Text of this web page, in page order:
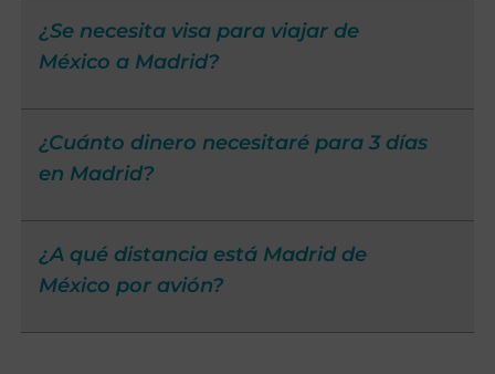
¿Se necesita visa para viajar de
México a Madrid?
¿Cuánto dinero necesitaré para 3 días
en Madrid?
¿A qué distancia está Madrid de
México por avión?